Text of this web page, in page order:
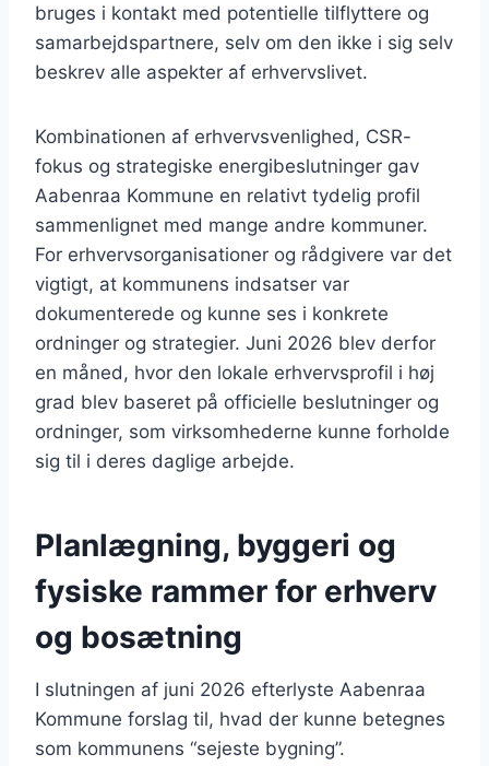
bruges i kontakt med potentielle tilflyttere og
samarbejdspartnere, selv om den ikke i sig selv
beskrev alle aspekter af erhvervslivet.
Kombinationen af erhvervsvenlighed, CSR-
fokus og strategiske energibeslutninger gav
Aabenraa Kommune en relativt tydelig profil
sammenlignet med mange andre kommuner.
For erhvervsorganisationer og rådgivere var det
vigtigt, at kommunens indsatser var
dokumenterede og kunne ses i konkrete
ordninger og strategier. Juni 2026 blev derfor
en måned, hvor den lokale erhvervsprofil i høj
grad blev baseret på officielle beslutninger og
ordninger, som virksomhederne kunne forholde
sig til i deres daglige arbejde.
Planlægning, byggeri og
fysiske rammer for erhverv
og bosætning
I slutningen af juni 2026 efterlyste Aabenraa
Kommune forslag til, hvad der kunne betegnes
som kommunens “sejeste bygning”.